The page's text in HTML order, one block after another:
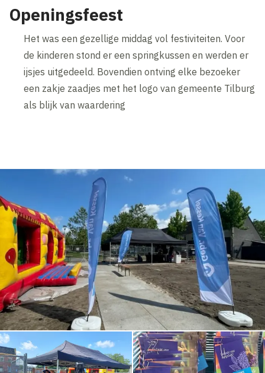
Openingsfeest
Het was een gezellige middag vol festiviteiten. Voor
de kinderen stond er een springkussen en werden er
ijsjes uitgedeeld. Bovendien ontving elke bezoeker
een zakje zaadjes met het logo van gemeente Tilburg
als blijk van waardering